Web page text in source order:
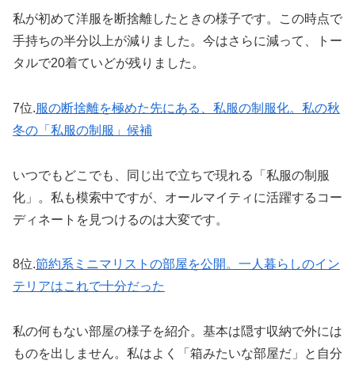
私が初めて洋服を断捨離したときの様子です。この時点で
手持ちの半分以上が減りました。今はさらに減って、トー
タルで20着ていどが残りました。
7位.服の断捨離を極めた先にある、私服の制服化。私の秋
冬の「私服の制服」候補
いつでもどこでも、同じ出で立ちで現れる「私服の制服
化」。私も模索中ですが、オールマイティに活躍するコー
ディネートを見つけるのは大変です。
8位.節約系ミニマリストの部屋を公開。一人暮らしのイン
テリアはこれで十分だった
私の何もない部屋の様子を紹介。基本は隠す収納で外には
ものを出しません。私はよく「箱みたいな部屋だ」と自分